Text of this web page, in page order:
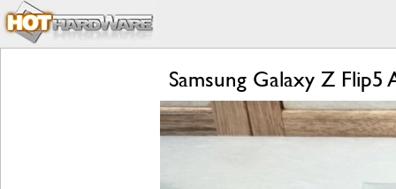
Samsung Galaxy Z Flip5